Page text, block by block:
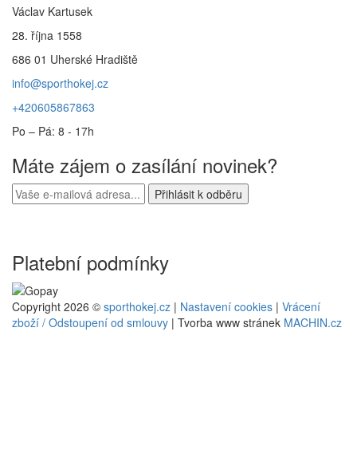
Václav Kartusek
28. října 1558
686 01 Uherské Hradiště
info@sporthokej.cz
+420605867863
Po – Pá: 8 - 17h
Máte zájem o zasílání novinek?
Platební podmínky
Copyright 2026 © sporthokej.cz | Nastavení cookies | Vrácení
zboží / Odstoupení od smlouvy | Tvorba www stránek MACHIN.cz